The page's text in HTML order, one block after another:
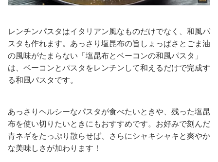
レンチンパスタはイタリアン風なものだけでなく、和風パ
スタも作れます。あっさり塩昆布の旨しょっぱさとごま油
の風味がたまらない「塩昆布とベーコンの和風パスタ」
は、ベーコンとパスタをレンチンして和えるだけで完成す
る和風パスタです。
あっさりヘルシーなパスタが食べたいときや、残った塩昆
布を使い切りたいときにもおすすめです。お好みで刻んだ
青ネギをたっぷり散らせば、さらにシャキシャキと爽やか
な美味しさが加わります！